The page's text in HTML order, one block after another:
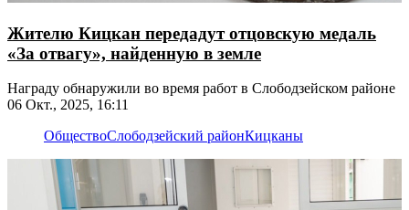
Жителю Кицкан передадут отцовскую медаль
«За отвагу», найденную в земле
Награду обнаружили во время работ в Слободзейском районе
06 Окт., 2025, 16:11
ОбществоСлободзейский районКицканы